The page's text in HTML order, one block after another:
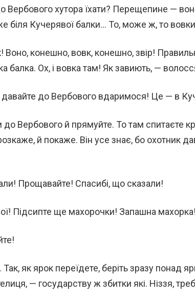
Вербового хутора їхати? Перещепине —
біля Кучерявої балки… То, може ж, то
Воно, конешно, вовк, конешно, звір!
балка. Ох, і вовка там! Як завиють, —
давайте до Вербового вдаримося! Це — в
до Вербового й прямуйте. То там спитаєте
й покаже. Він усе знає, бо охотник
Прощавайте! Спасибі, що сказали!
Підсипте ще махорочки! Запашна махорка!
Так, як ярок переїдете, беріть зразу понад
— государству ж збитки які. Ніззя,